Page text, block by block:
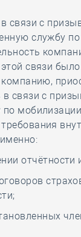
связи с
службу
связи
компанию,
связи с